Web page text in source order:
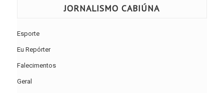
JORNALISMO CABIÚNA
Esporte
Eu Repórter
Falecimentos
Geral